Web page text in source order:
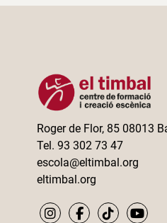
Roger de Flor, 85 08013
Tel. 93 302 73 47
escola@eltimbal.org
eltimbal.org